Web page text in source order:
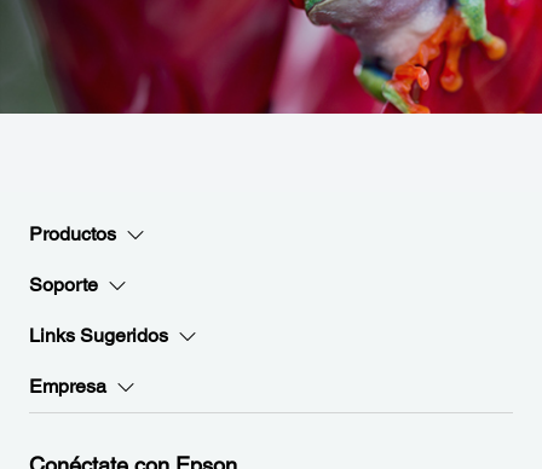
Productos
Soporte
Links Sugeridos
Empresa